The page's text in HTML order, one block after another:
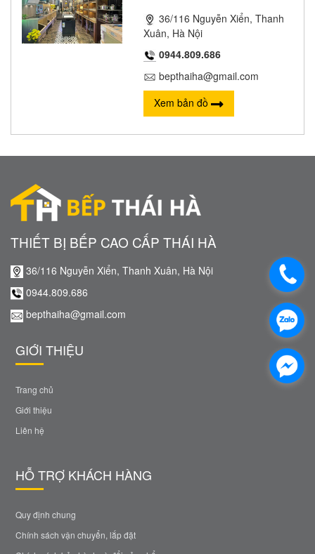
36/116 Nguyễn Xiển, Thanh
Xuân, Hà Nội
0944.809.686
bepthaiha@gmail.com
Xem bản đồ
THIẾT BỊ BẾP CAO CẤP THÁI HÀ
36/116 Nguyễn Xiển, Thanh Xuân, Hà Nội
0944.809.686
bepthaiha@gmail.com
GIỚI THIỆU
Trang chủ
Giới thiệu
Liên hệ
HỖ TRỢ KHÁCH HÀNG
Quy định chung
Chính sách vận chuyển, lắp đặt